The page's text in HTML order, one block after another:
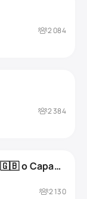
2 084
2 384
Кейт Орлова: училка 🇬🇧 о Сарафанном 📻
2 130